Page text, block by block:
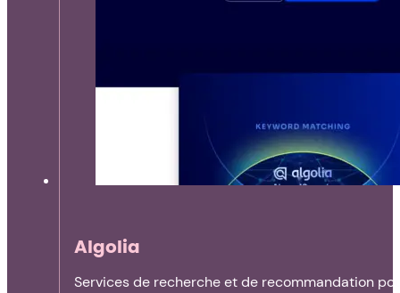
Algolia
Services de recherche et de recommandation